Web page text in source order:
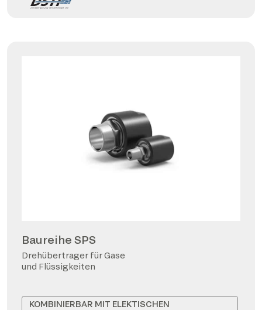
Baureihe SPS
Drehübertrager für Gase
und Flüssigkeiten
KOMBINIERBAR MIT ELEKTISCHEN